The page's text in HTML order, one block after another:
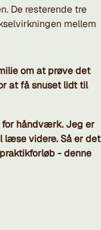
De resterende tre
mellem
om at prøve det
at få snuset lidt til
for håndværk. Jeg er
læse videre. Så er det
- denne